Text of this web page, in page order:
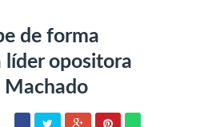
de forma
líder opositora
Machado